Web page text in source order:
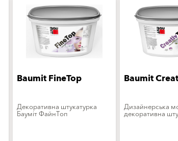
Baumit FineTop
Декоративна штукатурка
Бауміт ФайнТоп
Baumit
Дизайнерська
декоративна